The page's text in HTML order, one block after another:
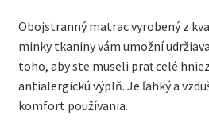
Obojstranný matrac vyrobený z
minky tkaniny vám umožní
toho, aby ste museli prať celé
antialergickú výplň. Je ľahký a
komfort používania.